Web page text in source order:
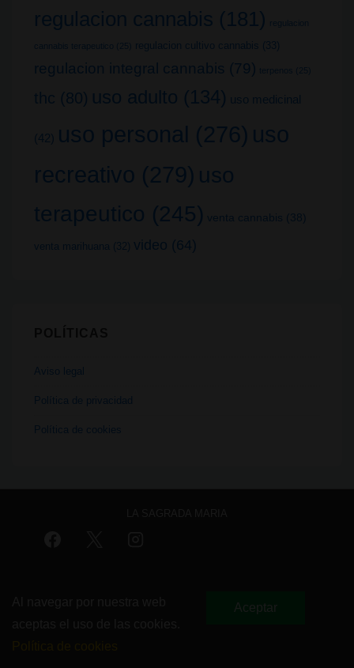
regulacion cannabis (181) regulacion
cannabis terapeutico (25) regulacion cultivo cannabis (33)
regulacion integral cannabis (79) terpenos (25)
thc (80) uso adulto (134) uso medicinal
(42) uso personal (276) uso
recreativo (279) uso
terapeutico (245) venta cannabis (38)
venta marihuana (32) video (64)
Aviso legal
Política de privacidad
Política de cookies
Aceptar